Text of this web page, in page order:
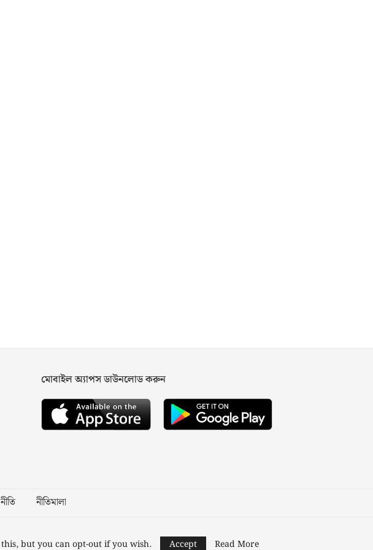
মোবাইল অ্যাপস ডাউনলোড করুন
নীতিমালা
Designed and Developed byNusratech Pte Ltd.
but you can opt-out if you wish. Accept Read More